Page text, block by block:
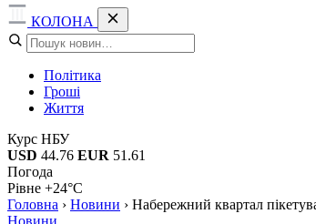
КОЛОНА
Політика
Гроші
Життя
Курс НБУ
USD 44.76 EUR 51.61
Погода
Рівне +24°C
Головна › Новини › Набережний квартал
Новини